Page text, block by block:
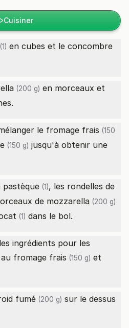
Cuisiner
(1) en cubes et le concombre
(200 g) en morceaux et
le fromage frais (150
(150 g) jusqu'à obtenir une
pastèque (1), les rondelles de
de mozzarella (200 g)
(1) dans le bol.
ingrédients pour les
fromage frais (150 g) et
fumé (200 g) sur le dessus